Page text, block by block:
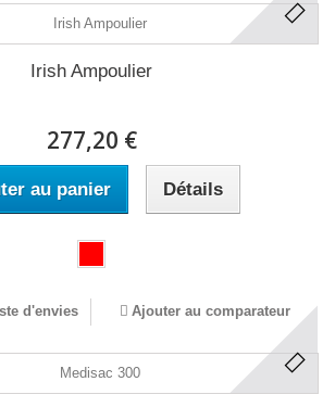
Irish Ampoulier
277,20 €
au panier Détails
d'envies Ajouter au comparateur